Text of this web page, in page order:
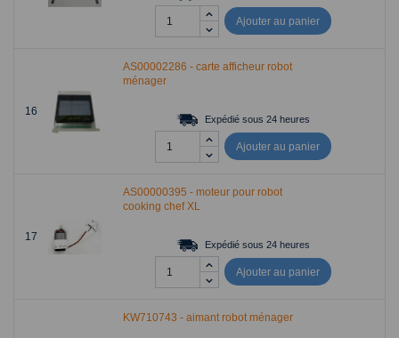
Ajouter au panier
16
AS00002286 - carte afficheur robot
ménager
Expédié sous 24 heures
Ajouter au panier
17
AS00000395 - moteur pour robot
cooking chef XL
Expédié sous 24 heures
Ajouter au panier
KW710743 - aimant robot ménager